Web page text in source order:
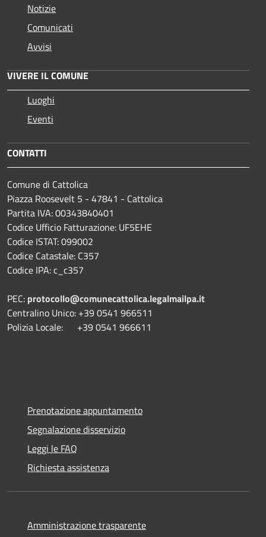
Notizie
Comunicati
Avvisi
VIVERE IL COMUNE
Luoghi
Eventi
CONTATTI
Comune di Cattolica
Piazza Roosevelt 5 - 47841 - Cattolica
Partita IVA: 00343840401
Codice Ufficio Fatturazione: UF5EHE
Codice ISTAT: 099002
Codice Catastale: C357
Codice IPA: c_c357
PEC: protocollo@comunecattolica.legalmailpa.it
Centralino Unico: +39 0541 966511
Polizia Locale: +39 0541 966611
Prenotazione appuntamento
Segnalazione disservizio
Leggi le FAQ
Richiesta assistenza
Amministrazione trasparente